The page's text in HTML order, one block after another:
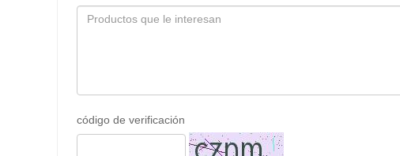
código de verificación